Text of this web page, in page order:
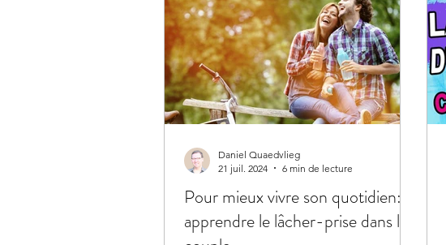
Pour mieux vivre son quotidien:
apprendre le lâcher-prise dans le
Daniel Quaedvlieg
21 juil. 2024
6 min de lecture